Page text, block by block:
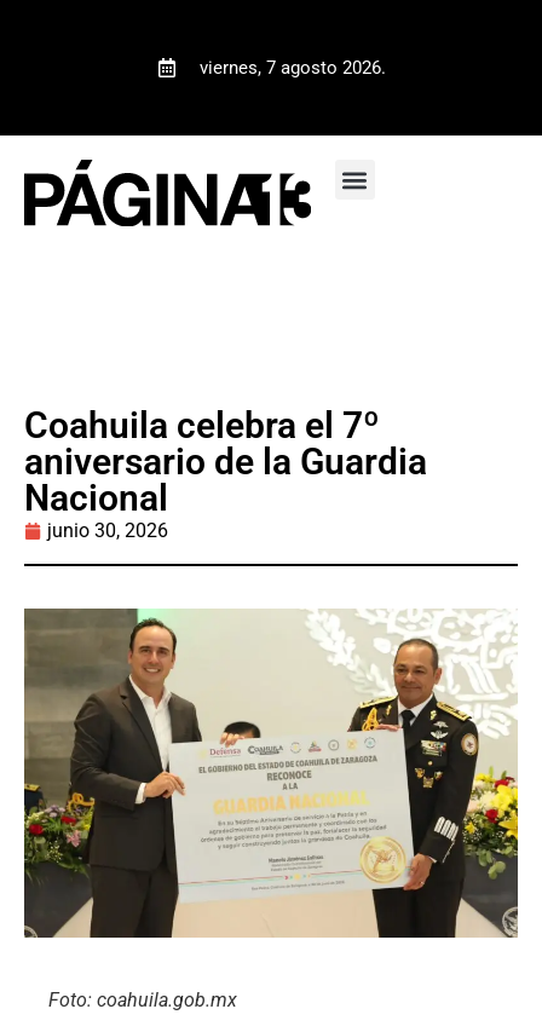
viernes, 7 agosto 2026.
Coahuila celebra el 7º
aniversario de la Guardia
Nacional
junio 30, 2026
Foto: coahuila.gob.mx